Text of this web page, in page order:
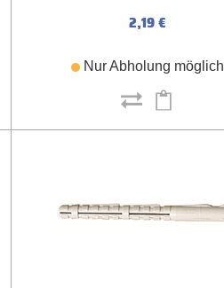
2,19 €
Nur Abholung möglich